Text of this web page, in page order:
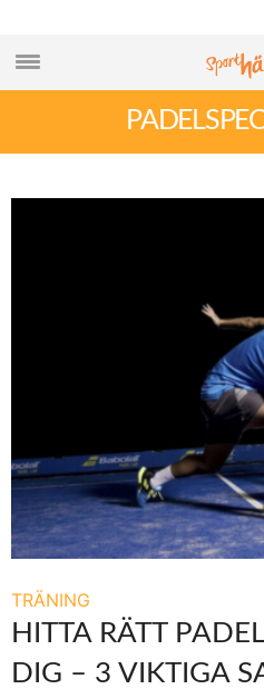
TRÄNING
HITTA RÄTT
DIG – 3 VIKTIGA